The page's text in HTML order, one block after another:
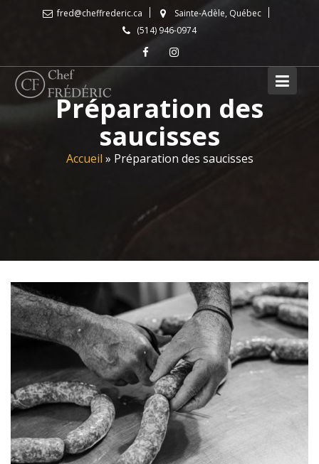
fred@cheffrederic.ca
Sainte-Adèle, Québec
(514) 946-0974
Préparation des
saucisses
Accueil » Préparation des saucisses